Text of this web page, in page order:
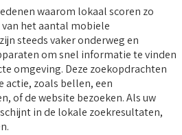
waarom lokaal scoren zo
het aantal mobiele
steeds vaker onderweg en
om snel informatie te vinden
omgeving. Deze zoekopdrachten
actie, zoals bellen, een
of de website bezoeken. Als uw
in de lokale zoekresultaten,